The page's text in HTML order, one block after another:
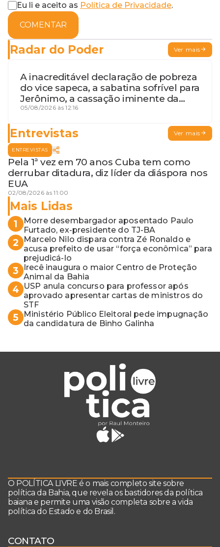
Eu li e aceito as Política de Privacidade.
COMENTAR
Radar do Poder Ver mais
A inacreditável declaração de pobreza
do vice sapeca, a sabatina sofrível para
Jerônimo, a cassação iminente da
desembargadora e a vaga do Quinto
05/08/2026 às 12:16
Entrevistas Ver mais
ENTREVISTAS
Pela 1ª vez em 70 anos Cuba tem como
derrubar ditadura, diz líder da diáspora nos
EUA
02/08/2026 às 11:00
Mais Lidas
1
Morre desembargador aposentado Paulo
Furtado, ex-presidente do TJ-BA
2
Marcelo Nilo dispara contra Zé Ronaldo e
acusa prefeito de usar “força econômica” para
prejudicá-lo
3
Irecê inaugura o maior Centro de Proteção
Animal da Bahia
4
USP anula concurso para professor após
aprovado apresentar cartas de ministros do
STF
5
Ministério Público Eleitoral pede impugnação
da candidatura de Binho Galinha
O POLÍTICA LIVRE é o mais completo site sobre
política da Bahia, que revela os bastidores da política
baiana e permite uma visão completa sobre a vida
política do Estado e do Brasil.
CONTATO